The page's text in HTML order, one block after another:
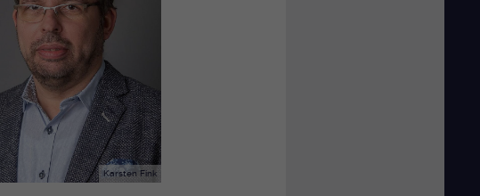
Karsten Fink
wird wenn